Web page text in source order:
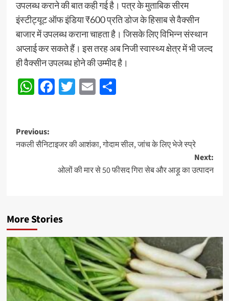
उपलब्ध कराने की बात कही गई है। पत्र के मुताबिक सीरम
इंस्टीट्यूट ऑफ इंडिया ₹600 प्रति डोज के हिसाब से वैक्सीन
बाजार में उपलब्ध कराना चाहता है। जिसके लिए विभिन्न संस्थान
अप्लाई कर सकते हैं। इस तरह अब निजी स्वास्थ्य क्षेत्र में भी जल्द
ही वैक्सीन उपलब्ध होने की उम्मीद है।
WhatsApp
Facebook
Twitter
EmailShare
Post
navigation
Previous:
नकली सैनिटाइजर की आशंका, गोदाम सील, जांच के लिए भेजे स्प्रे
Next:
ओलों की मार से 50 फीसद गिरा सेब और आड़ू का उत्पादन
More Stories